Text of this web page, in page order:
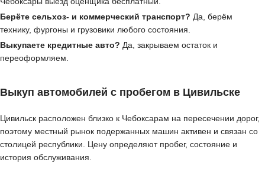
Берёте сельхоз- и коммерческий транспорт? Да, берём
технику, фургоны и грузовики любого состояния.
Выкупаете кредитные авто? Да, закрываем остаток и
переоформляем.
Выкуп автомобилей с пробегом в Цивильске
Цивильск расположен близко к Чебоксарам на пересечении дорог,
поэтому местный рынок подержанных машин активен и связан со
столицей республики. Цену определяют пробег, состояние и
история обслуживания.